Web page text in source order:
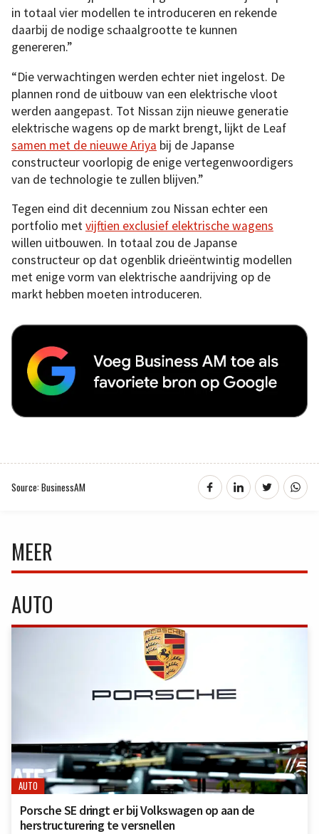
in totaal vier modellen te introduceren en rekende
daarbij de nodige schaalgrootte te kunnen
genereren.”
“Die verwachtingen werden echter niet ingelost. De
plannen rond de uitbouw van een elektrische vloot
werden aangepast. Tot Nissan zijn nieuwe generatie
elektrische wagens op de markt brengt, lijkt de Leaf
samen met de nieuwe Ariya bij de Japanse
constructeur voorlopig de enige vertegenwoordigers
van de technologie te zullen blijven.”
Tegen eind dit decennium zou Nissan echter een
portfolio metvijftien exclusief elektrische wagens
willen uitbouwen. In totaal zou de Japanse
constructeur op dat ogenblik drieëntwintig modellen
met enige vorm van elektrische aandrijving op de
markt hebben moeten introduceren.
Source: BusinessAM
MEER
AUTO
AUTO
Porsche SE dringt er bij Volkswagen op aan de
herstructurering te versnellen